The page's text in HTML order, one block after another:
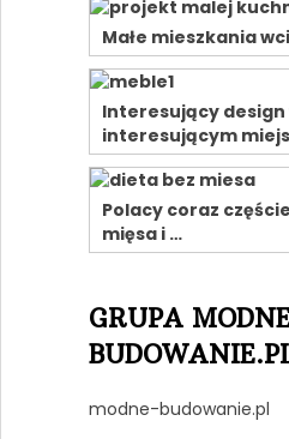
Małe mieszkania
Interesujący design
interesującym
Polacy coraz
mięsa i …
GRUPA
modne-budowanie.pl